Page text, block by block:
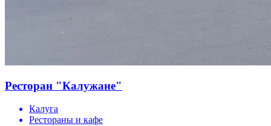
Ресторан "Калужане"
Калуга
Рестораны и кафе